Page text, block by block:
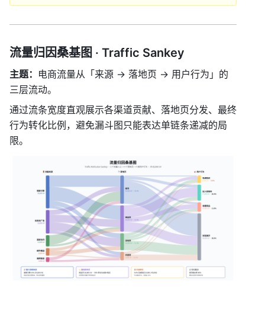
流量归因桑基图 · Traffic Sankey
主题： 电商流量从「来源 → 落地页 → 用户行为」的
三层流动。
通过流条宽度直观展示各渠道贡献、落地页分发、最终
行为转化比例，避免漏斗图只能表达单链条递减的局
限。